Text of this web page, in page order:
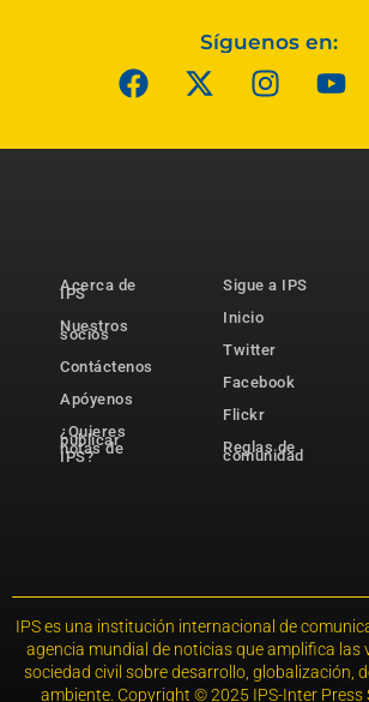
Síguenos en:
Acerca de
IPS
Nuestros
socios
Contáctenos
Apóyenos
¿Quieres
publicar
notas de
IPS?
Sigue a IPS
Inicio
Twitter
Facebook
Flickr
Reglas de
comunidad
IPS es una institución internacional de
agencia mundial de noticias que amplifica las
sociedad civil sobre desarrollo, globalización,
ambiente. Copyright © 2025 IPS-Inter Press